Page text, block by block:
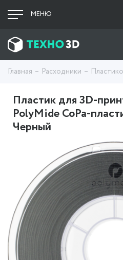
МЕНЮ
Главная Расходники
Пластик для 3D-
PolyMide CoPa-
Черный